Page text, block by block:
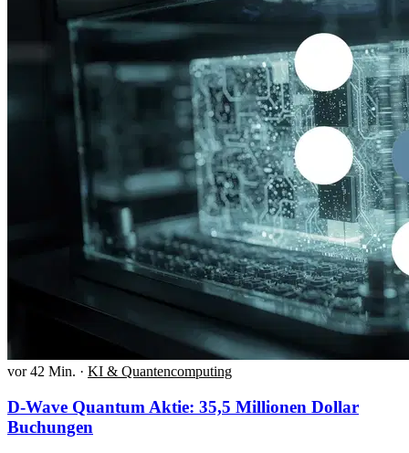
vor 42 Min. · KI & Quantencomputing
D-Wave Quantum Aktie: 35,5 Millionen Dollar
Buchungen